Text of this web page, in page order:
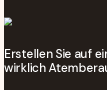
Erstellen Sie auf
wirklich